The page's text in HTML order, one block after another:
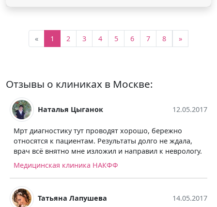
« 1 2 3 4 5 6 7 8 »
Отзывы о клиниках в Москве:
Наталья Цыганок 12.05.2017
Мрт диагностику тут проводят хорошо, бережно
относятся к пациентам. Результаты долго не ждала,
врач всё внятно мне изложил и направил к неврологу.
Медицинская клиника НАКФФ
Татьяна Лапушева 14.05.2017